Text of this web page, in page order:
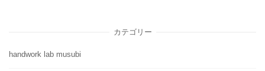
カテゴリー
handwork lab musubi